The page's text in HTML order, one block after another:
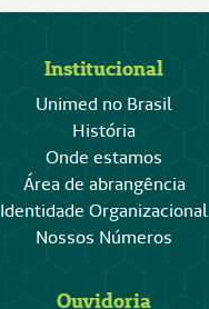
Institucional
Unimed no Brasil
História
Onde estamos
Área de abrangência
Identidade Organizacional
Nossos Números
Ouvidoria